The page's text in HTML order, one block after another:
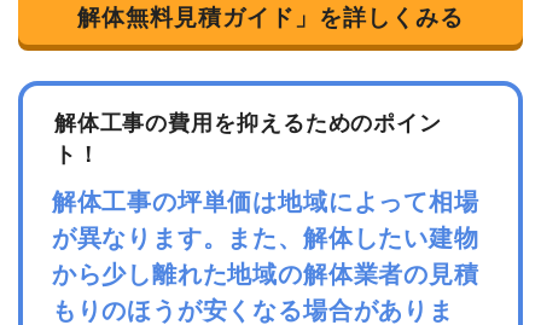
解体無料見積ガイド」を詳しくみる
解体工事の費用を抑えるためのポイン
ト！
解体工事の坪単価は地域によって相場
が異なります。また、解体したい建物
から少し離れた地域の解体業者の見積
もりのほうが安くなる場合がありま